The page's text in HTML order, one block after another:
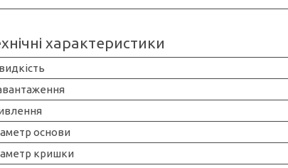
характеристики
основи
кришки